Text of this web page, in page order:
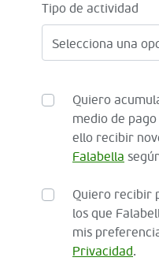
Tipo de actividad
Quiero
medio de pago
ello recibir
Falabella
Quiero recibir
los que
mis
Privacidad.